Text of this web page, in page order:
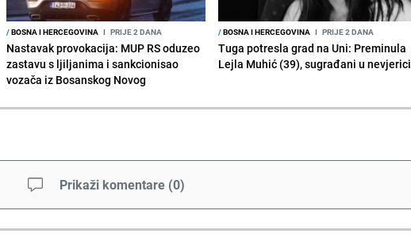
/BOSNA I HERCEGOVINA I PRIJE 2 DANA
Nastavak provokacija: MUP RS oduzeo
zastavu s ljiljanima i sankcionisao
vozača iz Bosanskog Novog
/BOSNA I HERCEGOVINA I PRIJE 2 DANA
Tuga potresla grad na Uni: Preminula
Lejla Muhić (39), sugrađani u nevjerici
Prikaži komentare (0)